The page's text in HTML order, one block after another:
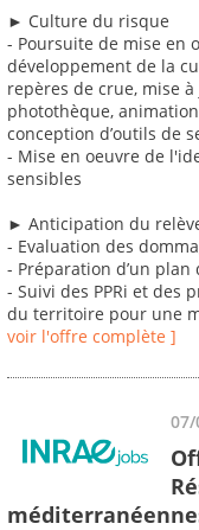
► Culture du risque
- Poursuite de mise en
développement de la
repères de crue, mise
photothèque,
conception d’outils de
- Mise en oeuvre de
sensibles
► Anticipation du
- Evaluation des
- Préparation d’un
- Suivi des PPRi et des
du territoire pour une
voir l'offre complète ]
07/